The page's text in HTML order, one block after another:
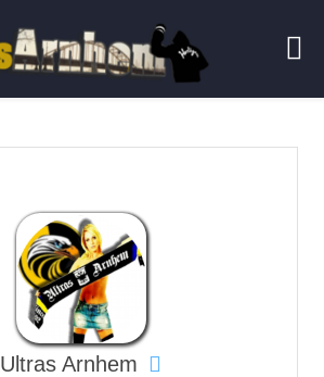
Ultras Arnhem